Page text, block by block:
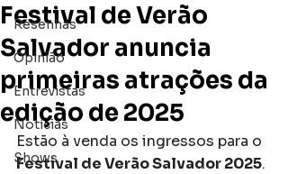
Resenhas
Opinião
Entrevistas
Notícias
Shows
Festival de Verão
Salvador anuncia
primeiras atrações da
edição de 2025
Estão à venda os ingressos para o
Festival de Verão Salvador 2025.